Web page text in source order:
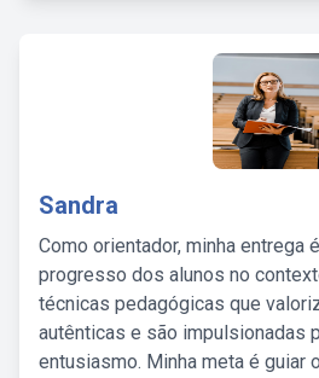
Sandra
Como orientador, minha entrega
progresso dos alunos no
técnicas pedagógicas que
autênticas e são impulsionadas
entusiasmo. Minha meta é guiar